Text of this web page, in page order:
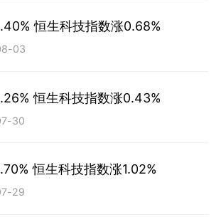
恒生科技指数涨0.68%
03
恒生科技指数涨0.43%
30
恒生科技指数涨1.02%
29